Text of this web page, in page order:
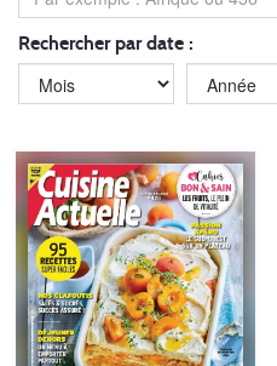
Rechercher par date :